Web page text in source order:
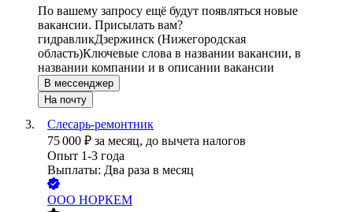
По вашему запросу ещё будут появляться новые
вакансии. Присылать вам?
гидравликДзержинск (Нижегородская
область)Ключевые слова в названии вакансии, в
названии компании и в описании вакансии
В мессенджер
На почту
Слесарь-ремонтник
75 000 ₽ за месяц, до вычета налогов
Опыт 1-3 года
Выплаты: Два раза в месяц
ООО НОРКЕМ